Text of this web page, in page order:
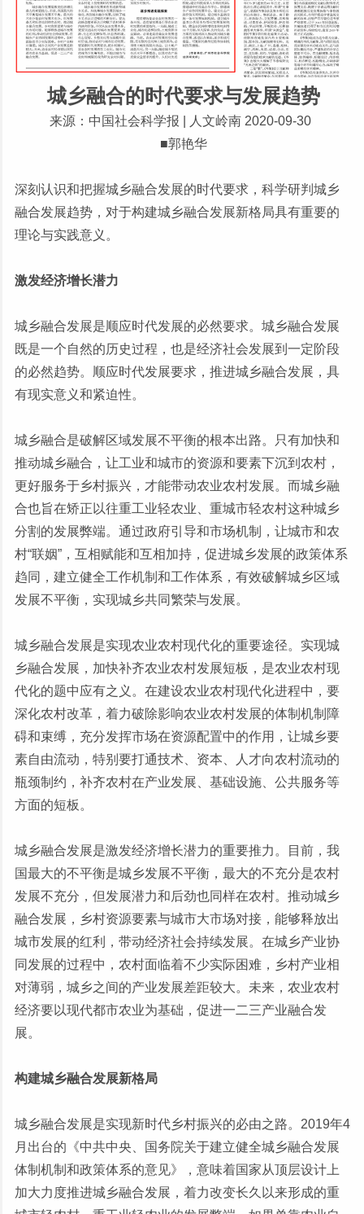
城乡融合的时代要求与发展趋势
来源：中国社会科学报 | 人文岭南 2020-09-30
■郭艳华
深刻认识和把握城乡融合发展的时代要求，科学研判城乡
融合发展趋势，对于构建城乡融合发展新格局具有重要的
理论与实践意义。
激发经济增长潜力
城乡融合发展是顺应时代发展的必然要求。城乡融合发展
既是一个自然的历史过程，也是经济社会发展到一定阶段
的必然趋势。顺应时代发展要求，推进城乡融合发展，具
有现实意义和紧迫性。
城乡融合是破解区域发展不平衡的根本出路。只有加快和
推动城乡融合，让工业和城市的资源和要素下沉到农村，
更好服务于乡村振兴，才能带动农业农村发展。而城乡融
合也旨在矫正以往重工业轻农业、重城市轻农村这种城乡
分割的发展弊端。通过政府引导和市场机制，让城市和农
村“联姻”，互相赋能和互相加持，促进城乡发展的政策体系
趋同，建立健全工作机制和工作体系，有效破解城乡区域
发展不平衡，实现城乡共同繁荣与发展。
城乡融合发展是实现农业农村现代化的重要途径。实现城
乡融合发展，加快补齐农业农村发展短板，是农业农村现
代化的题中应有之义。在建设农业农村现代化进程中，要
深化农村改革，着力破除影响农业农村发展的体制机制障
碍和束缚，充分发挥市场在资源配置中的作用，让城乡要
素自由流动，特别要打通技术、资本、人才向农村流动的
瓶颈制约，补齐农村在产业发展、基础设施、公共服务等
方面的短板。
城乡融合发展是激发经济增长潜力的重要推力。目前，我
国最大的不平衡是城乡发展不平衡，最大的不充分是农村
发展不充分，但发展潜力和后劲也同样在农村。推动城乡
融合发展，乡村资源要素与城市大市场对接，能够释放出
城市发展的红利，带动经济社会持续发展。在城乡产业协
同发展的过程中，农村面临着不少实际困难，乡村产业相
对薄弱，城乡之间的产业发展差距较大。未来，农业农村
经济要以现代都市农业为基础，促进一二三产业融合发
展。
构建城乡融合发展新格局
城乡融合发展是实现新时代乡村振兴的必由之路。2019年4
月出台的《中共中央、国务院关于建立健全城乡融合发展
体制机制和政策体系的意见》，意味着国家从顶层设计上
加大力度推进城乡融合发展，着力改变长久以来形成的重